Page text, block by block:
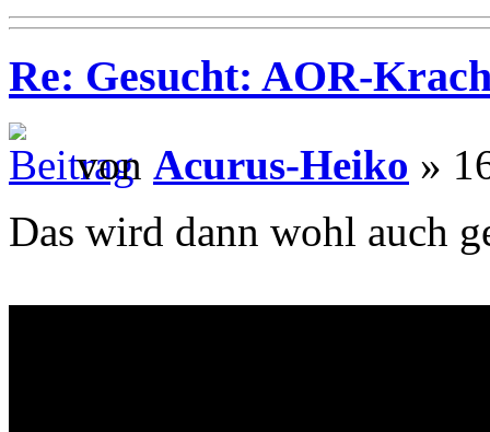
Re: Gesucht: AOR-
von Acurus-Heiko »
Das wird dann wohl auch